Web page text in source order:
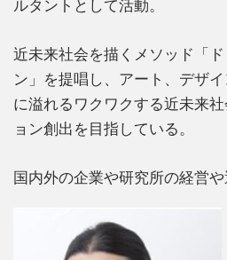
ルタントとして活動。
近未来社会を描くメソッド「
ン」を提唱し、アート、デザ
に溢れるワクワクする近未来
ョン創出を目指している。
国内外の企業や研究所の経営や